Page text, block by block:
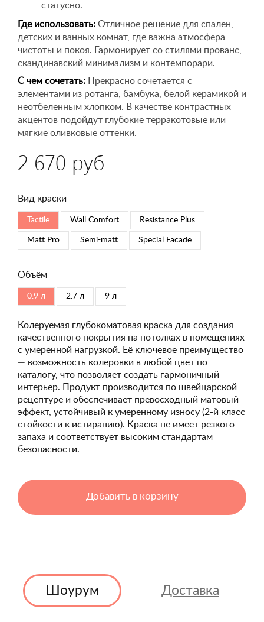
статусно.
Где использовать: Отличное решение для спален,
детских и ванных комнат, где важна атмосфера
чистоты и покоя. Гармонирует со стилями прованс,
скандинавский минимализм и контемпорари.
С чем сочетать: Прекрасно сочетается с
элементами из ротанга, бамбука, белой керамикой и
неотбеленным хлопком. В качестве контрастных
акцентов подойдут глубокие терракотовые или
мягкие оливковые оттенки.
2 670 руб
Вид краски
Tactile Wall Comfort Resistance Plus
Matt Pro Semi-matt Special Faсade
Объём
0.9 л 2.7 л 9 л
Колеруемая глубокоматовая краска для создания
качественного покрытия на потолках в помещениях
с умеренной нагрузкой. Её ключевое преимущество
— возможность колеровки в любой цвет по
каталогу, что позволяет создать гармоничный
интерьер. Продукт производится по швейцарской
рецептуре и обеспечивает превосходный матовый
эффект, устойчивый к умеренному износу (2-й класс
стойкости к истиранию). Краска не имеет резкого
запаха и соответствует высоким стандартам
безопасности.
Добавить в корзину
Шоурум Доставка